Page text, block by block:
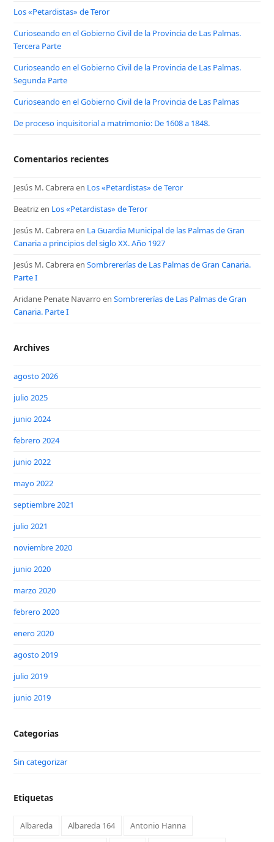
Los «Petardistas» de Teror
Curioseando en el Gobierno Civil de la Provincia de Las Palmas.
Tercera Parte
Curioseando en el Gobierno Civil de la Provincia de Las Palmas.
Segunda Parte
Curioseando en el Gobierno Civil de la Provincia de Las Palmas
De proceso inquisitorial a matrimonio: De 1608 a 1848.
Comentarios recientes
Jesús M. Cabreraen Los «Petardistas» de Teror
Beatrizen Los «Petardistas» de Teror
Jesús M. Cabreraen La Guardia Municipal de las Palmas de Gran
Canaria a principios del siglo XX. Año 1927
Jesús M. CabreraenSombrererías de Las Palmas de Gran Canaria.
Parte I
Aridane Penate Navarro enSombrererías de Las Palmas de Gran
Canaria. Parte I
Archives
agosto 2026
julio 2025
junio 2024
febrero 2024
junio 2022
mayo 2022
septiembre 2021
julio 2021
noviembre 2020
junio 2020
marzo 2020
febrero 2020
enero 2020
agosto 2019
julio 2019
junio 2019
Categorias
Sin categorizar
Etiquetas
Albareda Albareda 164
Antonio Hanna